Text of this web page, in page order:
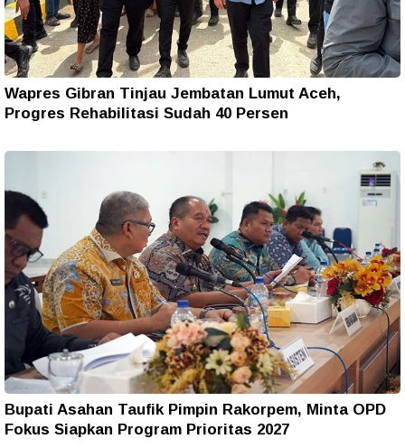
Wapres Gibran Tinjau Jembatan Lumut Aceh,
Progres Rehabilitasi Sudah 40 Persen
Bupati Asahan Taufik Pimpin Rakorpem, Minta OPD
Fokus Siapkan Program Prioritas 2027